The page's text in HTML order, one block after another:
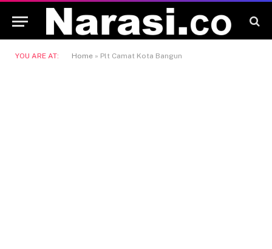
YOU ARE AT: Home » Plt Camat Kota Bangun